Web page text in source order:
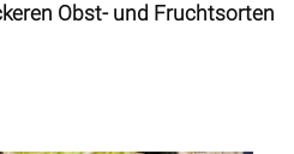
Obst- und Fruchtsorten